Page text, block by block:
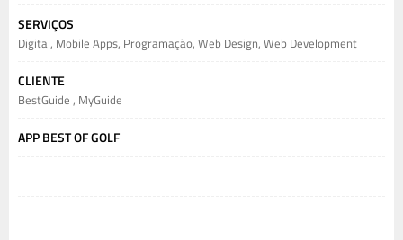
SERVIÇOS
Digital, Mobile Apps, Programação, Web Design, Web Development
CLIENTE
BestGuide , MyGuide
APP BEST OF GOLF